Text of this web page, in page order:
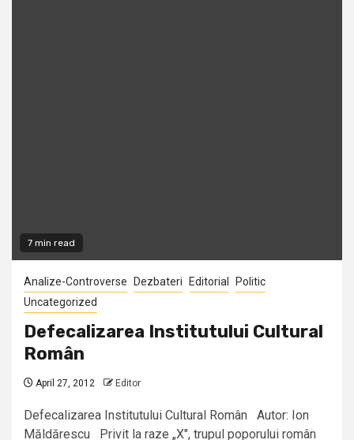
7 min read
Analize-Controverse Dezbateri Editorial
Politic
Uncategorized
Defecalizarea Institutului Cultural
Român
April 27, 2012 Editor
Defecalizarea Institutului Cultural Român Autor: Ion
Măldărescu Privit la raze „X", trupul poporului român